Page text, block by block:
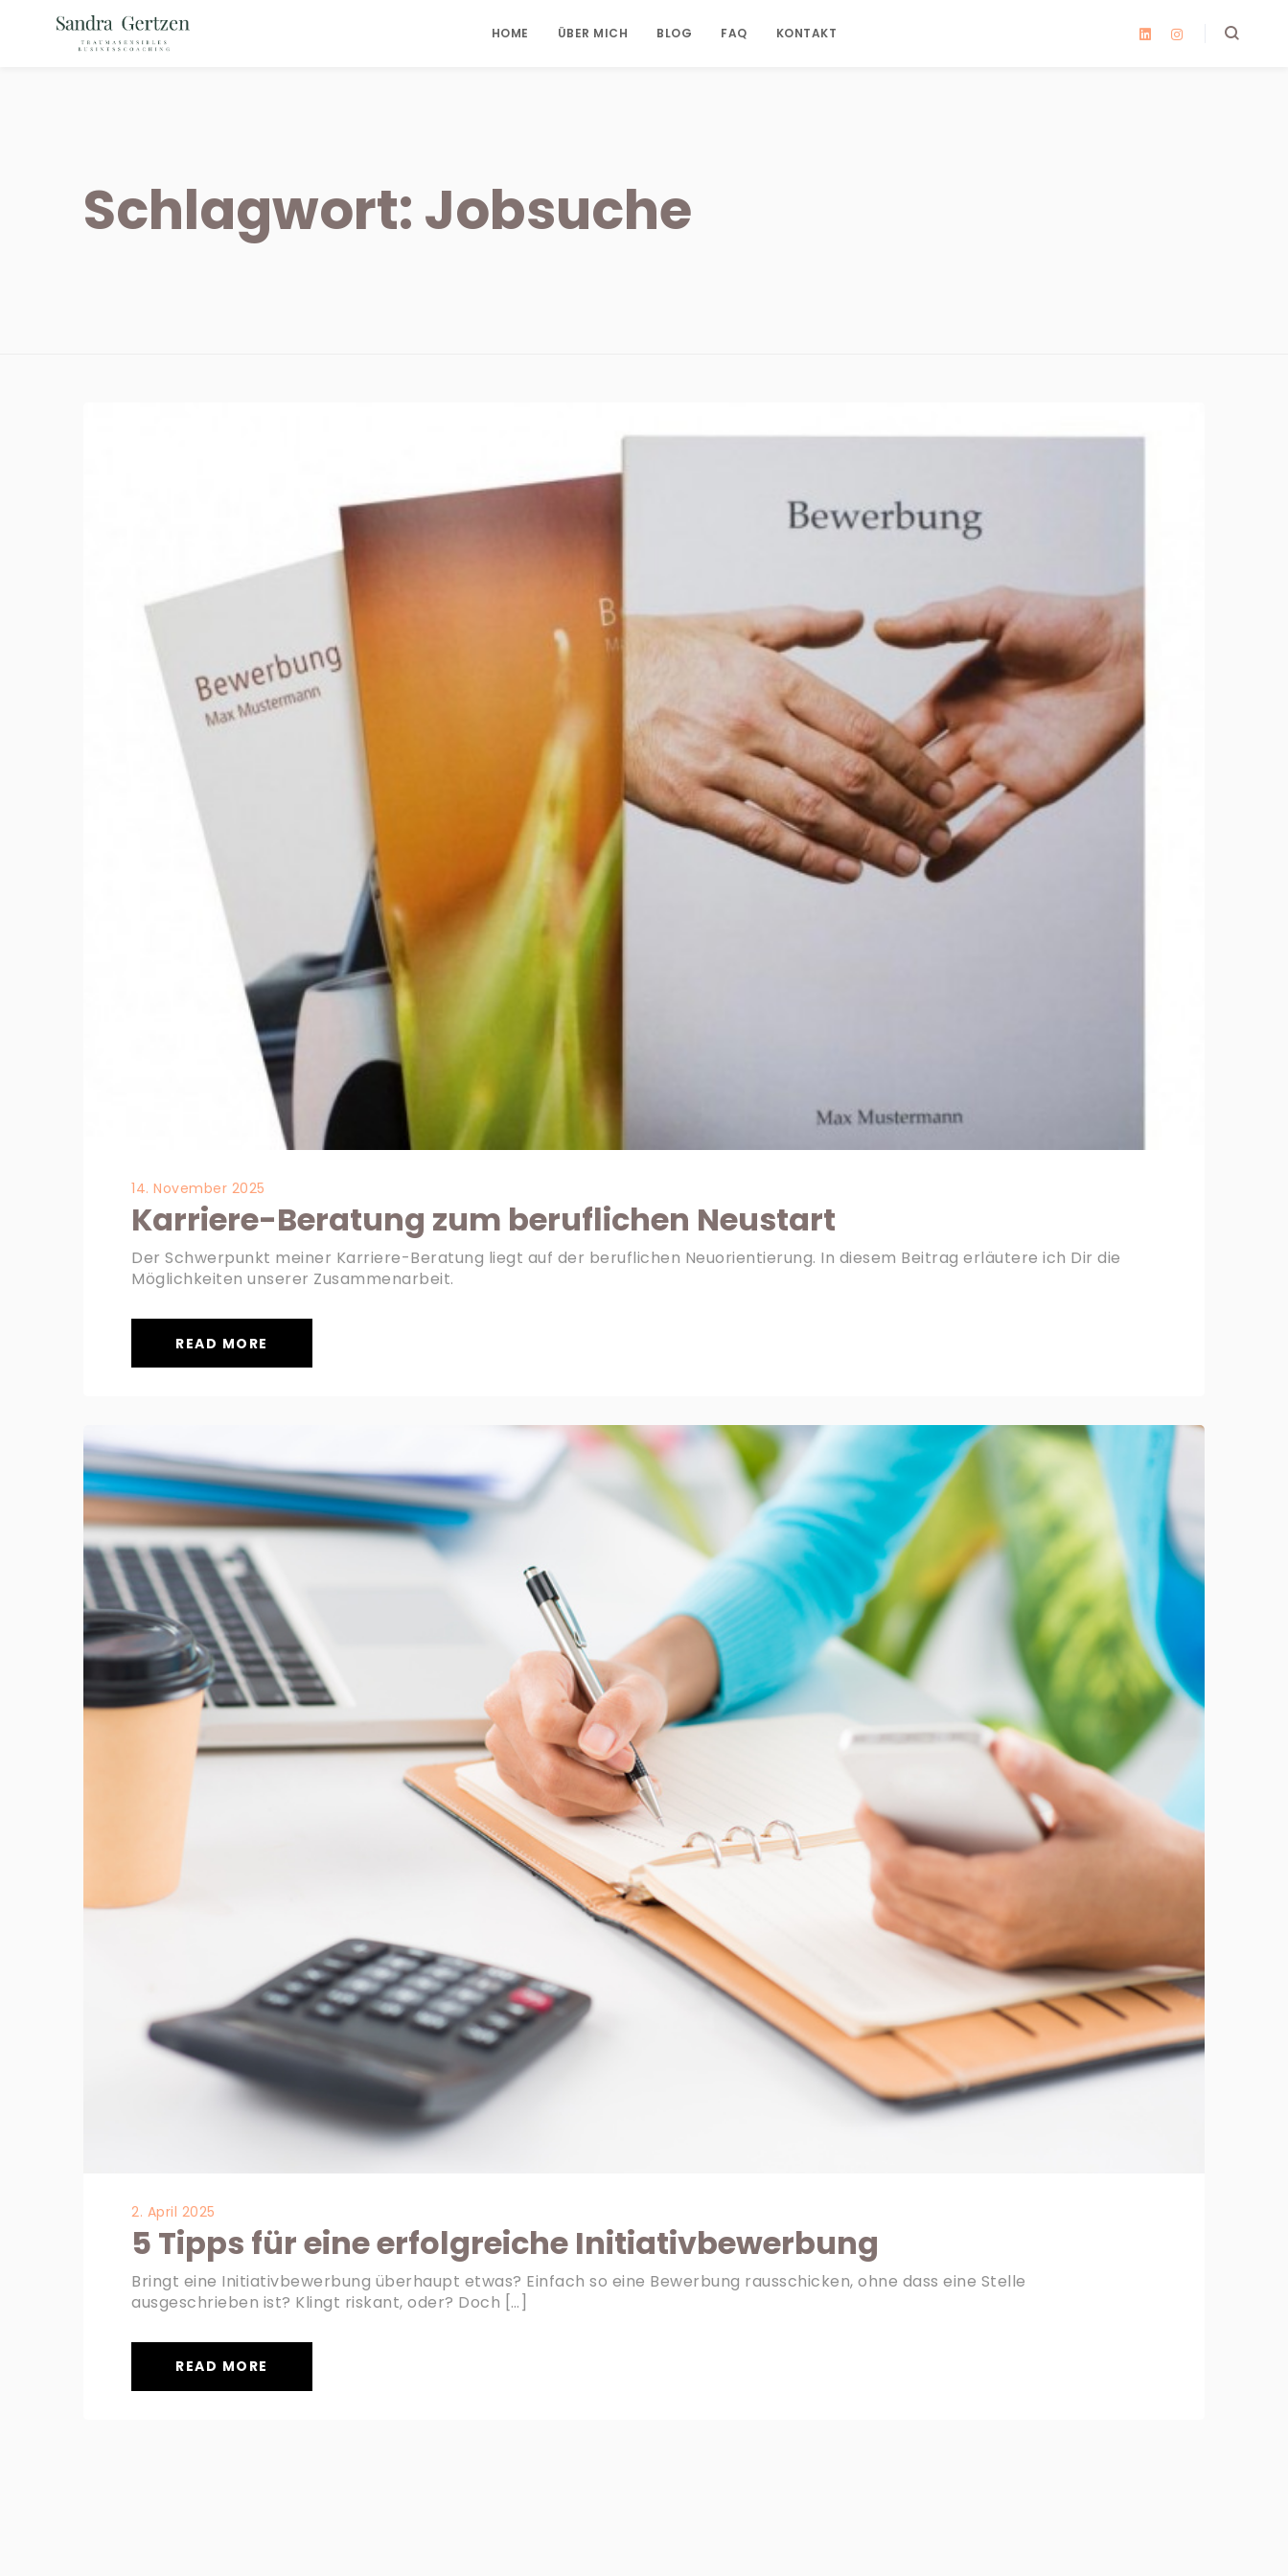
HOME ÜBER MICH BLOG FAQ KONTAKT
Schlagwort:Jobsuche
14. November 2025
Karriere-Beratung zum beruflichen Neustart
Der Schwerpunkt meiner Karriere-Beratung liegt auf der beruflichen Neuorientierung. In diesem Beitrag erläutere ich Dir die
Möglichkeiten unserer Zusammenarbeit.
READ MORE
2. April 2025
5 Tipps für eine erfolgreiche Initiativbewerbung
Bringt eine Initiativbewerbung überhaupt etwas? Einfach so eine Bewerbung rausschicken, ohne dass eine Stelle
ausgeschrieben ist? Klingt riskant, oder? Doch […]
READ MORE